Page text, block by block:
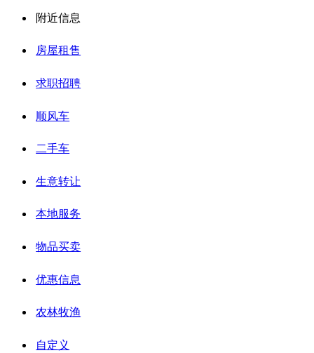
附近信息
房屋租售
求职招聘
顺风车
二手车
生意转让
本地服务
物品买卖
优惠信息
农林牧渔
自定义